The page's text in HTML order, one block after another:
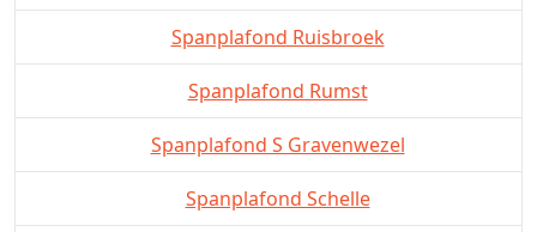
Spanplafond Ruisbroek
Spanplafond Rumst
Spanplafond S Gravenwezel
Spanplafond Schelle